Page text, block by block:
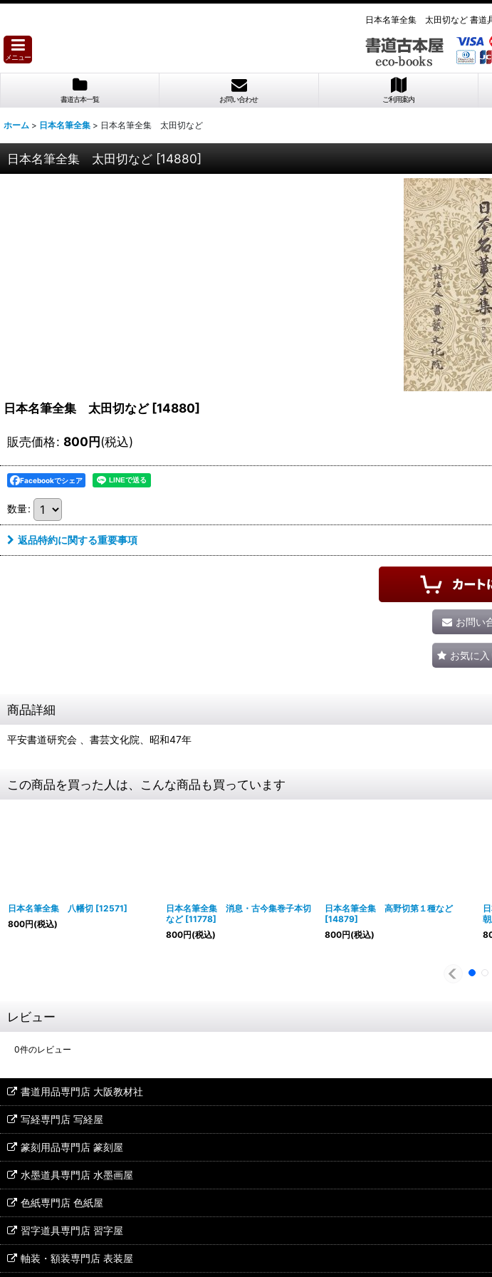
日本名筆全集 太田切など 書道
メニュー
書道古本一覧 お問い合わせ ご利用案内
ホーム > 日本名筆全集 > 日本名筆全集 太田切など
日本名筆全集 太田切など [14880]
日本名筆全集 太田切など [14880]
販売価格: 800円(税込)
Facebookでシェア
数量:
返品特約に関する重要事項
お問い
お気に
商品詳細
平安書道研究会 、書芸文化院、昭和47年
この商品を買った人は、こんな商品も買っています
日本名筆全集 八幡切 [12571]
800円(税込)
日本名筆全集 消息・古今集巻子本切
など [11778]
800円(税込)
日本名筆全集 高野切第１種など
[14879]
800円(税込)
レビュー
0件のレビュー
書道用品専門店 大阪教材社
写経専門店 写経屋
篆刻用品専門店 篆刻屋
水墨道具専門店 水墨画屋
色紙専門店 色紙屋
習字道具専門店 習字屋
軸装・額装専門店 表装屋